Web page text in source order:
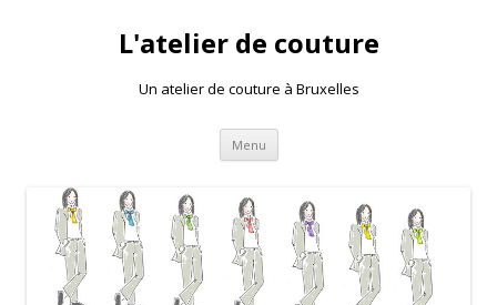
L'atelier de couture
Un atelier de couture à Bruxelles
Menu Aller au contenu principal